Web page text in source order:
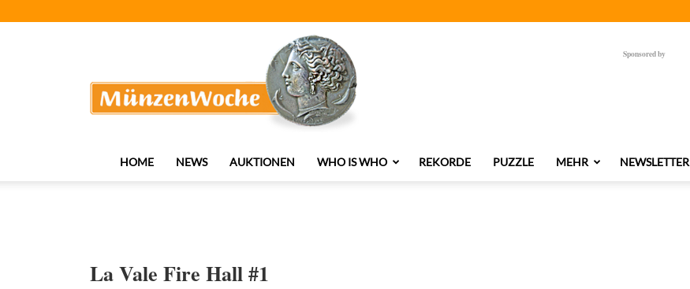
Sponsored by
HOME NEWS AUKTIONEN WHO IS WHO REKORDE PUZZLE MEHR NEWSLETTER
La Vale Fire Hall #1